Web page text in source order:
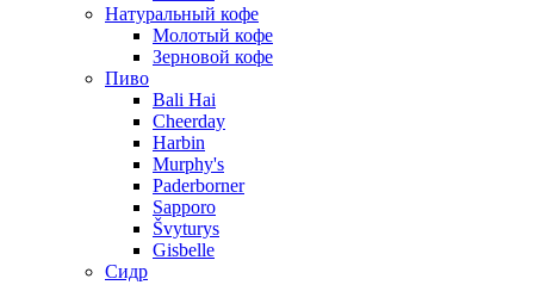
Натуральный кофе
Молотый кофе
Зерновой кофе
Пиво
Bali Hai
Cheerday
Harbin
Murphy's
Paderborner
Sapporo
Švyturys
Gisbelle
Сидр